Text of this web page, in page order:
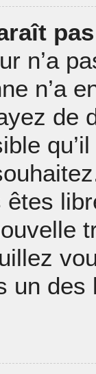
n’a
n’a
de
êtes
un